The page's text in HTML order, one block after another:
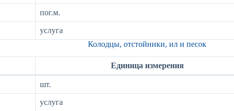
пог.м.
услуга
Колодцы, отстойники, ил и песок
Единица измерения
шт.
услуга